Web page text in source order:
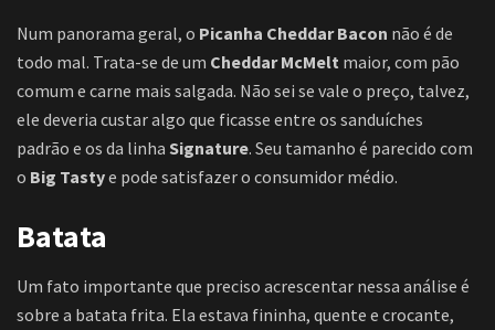
Num panorama geral, o Picanha Cheddar Bacon não é de
todo mal. Trata-se de um Cheddar McMelt maior, com pão
comum e carne mais salgada. Não sei se vale o preço, talvez,
ele deveria custar algo que ficasse entre os sanduíches
padrão e os da linha Signature. Seu tamanho é parecido com
o Big Tastye pode satisfazer o consumidor médio.
Batata
Um fato importante que preciso acrescentar nessa análise é
sobre a batata frita. Ela estava fininha, quente e crocante,